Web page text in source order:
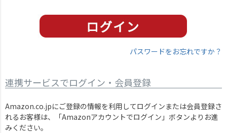
パスワードをお忘れですか？
連携サービスでログイン・会員登録
Amazon.co.jpにご登録の情報を利用してログインまたは会員登録さ
れるお客様は、「Amazonアカウントでログイン」ボタンよりお進
みください。